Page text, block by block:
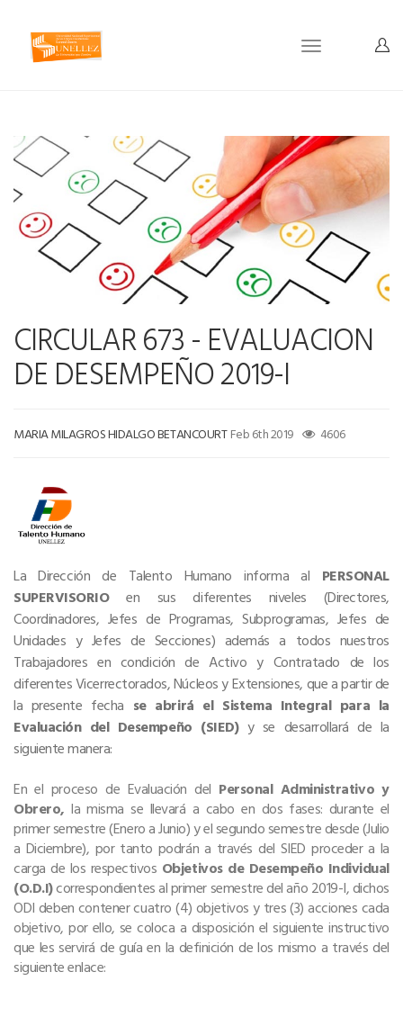
Toggle
CIRCULAR 673 - EVALUACION
DE DESEMPEÑO 2019-I
MARIA MILAGROS HIDALGO BETANCOURT Feb 6th 2019 4606
La Dirección de Talento Humano informa al PERSONAL
SUPERVISORIOen sus diferentes niveles (Directores,
Coordinadores, Jefes de Programas, Subprogramas, Jefes de
Unidades y Jefes de Secciones) además a todos nuestros
Trabajadores en condición de Activo y Contratado de los
diferentes Vicerrectorados, Núcleos y Extensiones, que a partir de
la presente fecha se abrirá el Sistema Integral para la
Evaluación del Desempeño (SIED)y se desarrollará de la
siguiente manera:
En el proceso de Evaluación del Personal Administrativo y
Obrero, la misma se llevará a cabo en dos fases: durante el
primer semestre (Enero a Junio) y el segundo semestre desde (Julio
a Diciembre), por tanto podrán a través del SIED proceder a la
carga de los respectivos Objetivos de Desempeño Individual
(O.D.I)correspondientes al primer semestre del año 2019-I, dichos
ODI deben contener cuatro (4) objetivos y tres (3) acciones cada
objetivo, por ello, se coloca a disposición el siguiente instructivo
que les servirá de guía en la definición de los mismo a través del
siguiente enlace: